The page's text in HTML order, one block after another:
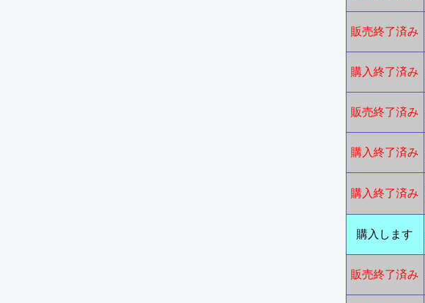
販売終了済み
購入終了済み
販売終了済み
購入終了済み
購入終了済み
購入します
販売終了済み